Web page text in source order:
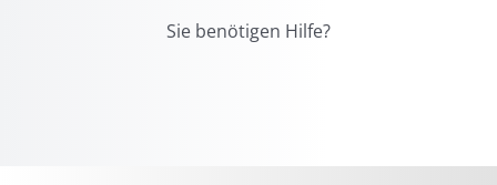
Sie benötigen Hilfe?